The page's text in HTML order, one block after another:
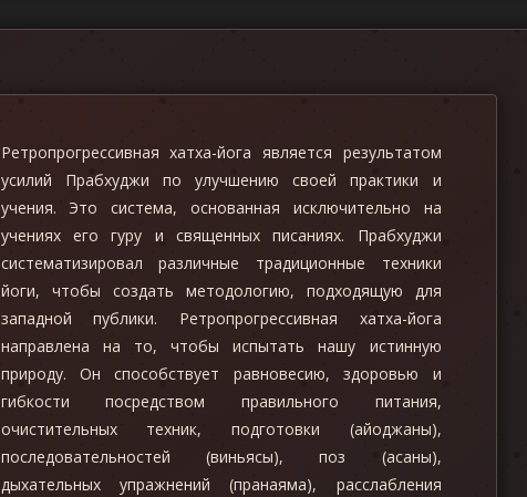
Ретропрогрессивная хатха-йога является результатом
усилий Прабхуджи по улучшению своей практики и
учения. Это система, основанная исключительно на
учениях его гуру и священных писаниях. Прабхуджи
систематизировал различные традиционные техники
йоги, чтобы создать методологию, подходящую для
западной публики. Ретропрогрессивная хатха-йога
направлена на то, чтобы испытать нашу истинную
природу. Он способствует равновесию, здоровью и
гибкости посредством правильного питания,
очистительных техник, подготовки (айоджаны),
последовательностей (виньясы), поз (асаны),
дыхательных упражнений (пранаяма), расслабления